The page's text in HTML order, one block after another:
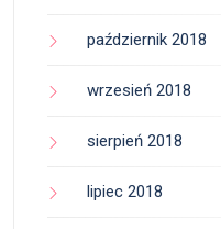
październik 2018
wrzesień 2018
sierpień 2018
lipiec 2018